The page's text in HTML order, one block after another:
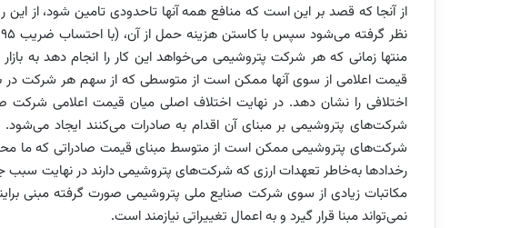
از آنجا که قصد بر این است که منافع همه آنها تاحدودی تامین شود، از
منتها زمانی که هر شرکت پتروشیمی می‌خواهد این کار را انجام دهد به
قیمت اعلامی از سوی آنها ممکن است از متوسطی که از سهم هر شرکت در
اختلافی را نشان دهد. در نهایت اختلاف اصلی میان قیمت اعلامی
شرکت‌های پتروشیمی بر مبنای آن اقدام به صادرات می‌کنند ایجاد
شرکت‌های پتروشیمی ممکن است از متوسط مبنای قیمت صادراتی که ما
رخدادها به‌خاطر تعهدات ارزی که شرکت‌های پتروشیمی دارند در نهایت
مکاتبات زیادی از سوی شرکت صنایع ملی پتروشیمی صورت گرفته مبنی
نمی‌تواند مبنا قرار گیرد و به اعمال تغییراتی نیازمند است.